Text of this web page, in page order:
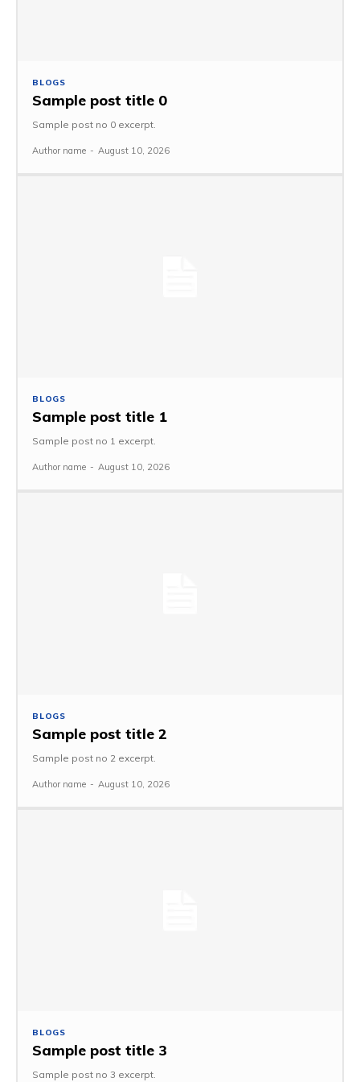
BLOGS
Sample post title 0
Sample post no 0 excerpt.
Author name - August 10, 2026
BLOGS
Sample post title 1
Sample post no 1 excerpt.
Author name - August 10, 2026
BLOGS
Sample post title 2
Sample post no 2 excerpt.
Author name - August 10, 2026
BLOGS
Sample post title 3
Sample post no 3 excerpt.